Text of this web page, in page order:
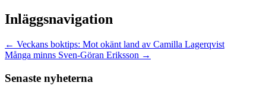
Inläggsnavigation
← Veckans boktips: Mot okänt land av Camilla Lagerqvist
Många minns Sven-Göran Eriksson →
Senaste nyheterna